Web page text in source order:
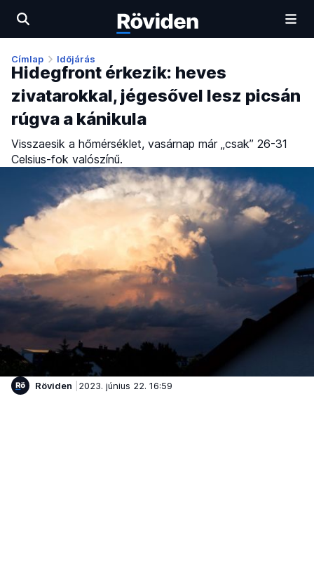
Címlap Időjárás
Hidegfront érkezik: heves
zivatarokkal, jégesővel lesz picsán
rúgva a kánikula
Visszaesik a hőmérséklet, vasárnap már „csak” 26-31
Celsius-fok valószínű.
Röviden 2023. június 22. 16:59